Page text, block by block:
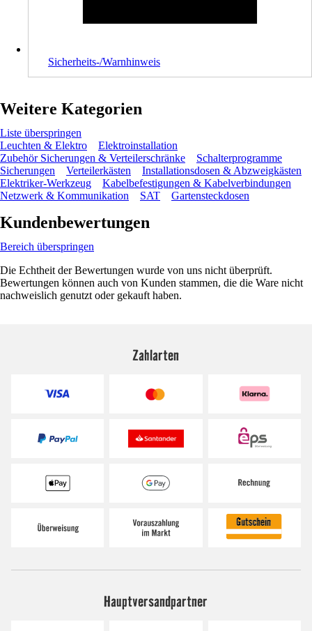
Sicherheits-/Warnhinweis
Weitere Kategorien
Liste überspringen
Leuchten & Elektro
Elektroinstallation
Zubehör Sicherungen & Verteilerschränke
Schalterprogramme
Sicherungen
Verteilerkästen
Installationsdosen & Abzweigkästen
Elektriker-Werkzeug
Kabelbefestigungen & Kabelverbindungen
Netzwerk & Kommunikation
SAT Gartensteckdosen
Kundenbewertungen
Bereich überspringen
Die Echtheit der Bewertungen wurde von uns nicht überprüft.
Bewertungen können auch von Kunden stammen, die die Ware nicht
nachweislich genutzt oder gekauft haben.
Zahlarten
Hauptversandpartner